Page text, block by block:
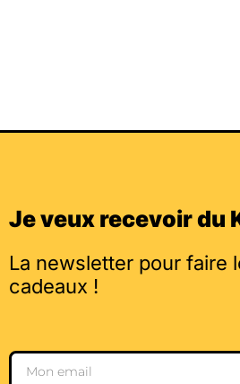
Je veux recevoir du
La newsletter pour faire
cadeaux !
Email